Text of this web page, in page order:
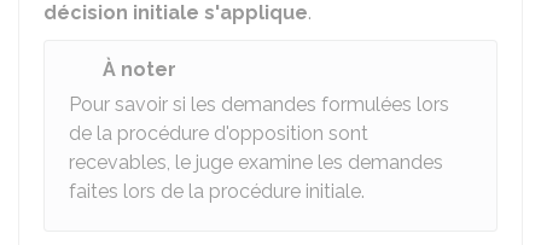
décision initiale s'applique.
À noter
Pour savoir si les demandes formulées lors
de la procédure d'opposition sont
recevables, le juge examine les demandes
faites lors de la procédure initiale.